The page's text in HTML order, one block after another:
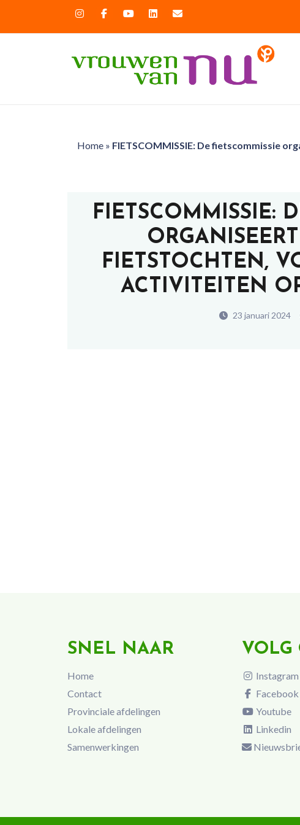
Home» FIETSCOMMISSIE: De fietscommissie
FIETSCOMMISSIE:
FIETSTOCHTEN,
ACTIVITEITEN
23 januari 2024
SNEL NAAR
Home
Contact
Provinciale afdelingen
Lokale afdelingen
Samenwerkingen
VOLG
Instagram
Facebook
Youtube
Linkedin